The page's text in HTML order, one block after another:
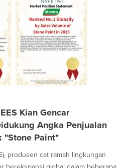
Kian Gencar
Angka Penjualan
"Stone Paint"
produsen cat ramah lingkungan